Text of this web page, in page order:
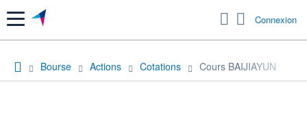
Menu Connexion
Bourse Actions Cotations Cours BAIJIAYUN